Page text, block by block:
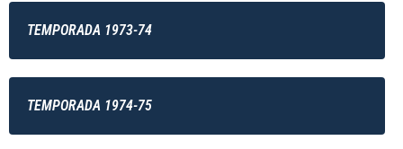
TEMPORADA 1973-74
TEMPORADA 1974-75